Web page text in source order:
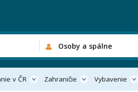
Osoby a spálne
v ČR Zahraničie Vybavenie